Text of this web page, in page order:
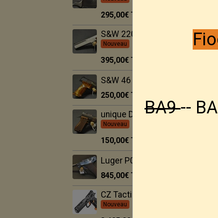
295,00€TTC
S&W 2206 -- 22Lr
Nouveau
395,00€TTC
S&W 46 -- 22Lr
250,00€TTC
unique D3 -- 22Lr
Nouveau
150,00€TTC
Luger P08
845,00€TTC
CZ Tactical Sport 3
Nouveau
BA9--